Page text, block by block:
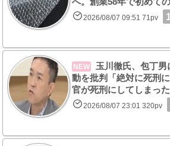
2026/08/07 09:51 71pv
NEW
玉川徹氏、包丁
動を批判「絶対に死刑
官が死刑にしてしまった
2026/08/07 23:01 320pv